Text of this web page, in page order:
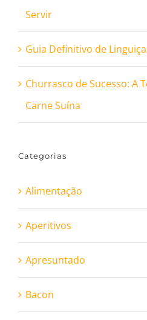
Servir
Guia Definitivo de
Churrasco de Sucesso: A
Carne Suína
Categorias
Alimentação
Aperitivos
Apresuntado
Bacon